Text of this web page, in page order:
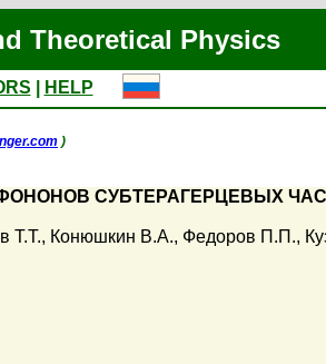
Theoretical Physics
HELP
)
СУБТЕРАГЕРЦЕВЫХ
Т.Т., Конюшкин В.А., Федоров П.П.,